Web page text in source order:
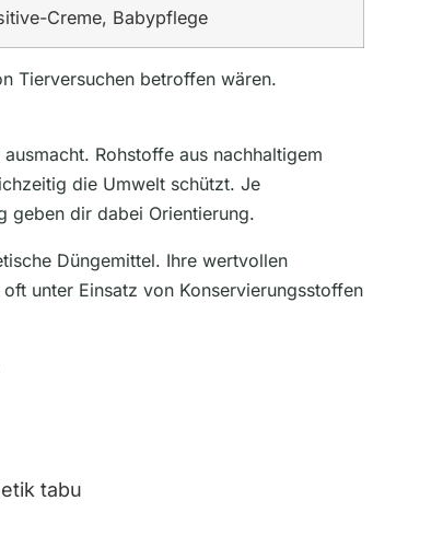
Creme, Babypflege
Tierversuchen betroffen wären.
Rohstoffe aus nachhaltigem
die Umwelt schützt. Je
geben dir dabei Orientierung.
Düngemittel. Ihre wertvollen
unter Einsatz von Konservierungsstoffen
tabu